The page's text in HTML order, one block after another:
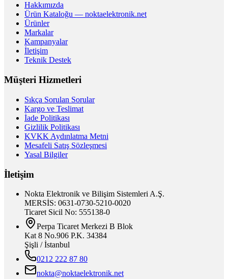
Hakkımızda
Ürün Kataloğu — noktaelektronik.net
Ürünler
Markalar
Kampanyalar
İletişim
Teknik Destek
Müşteri Hizmetleri
Sıkça Sorulan Sorular
Kargo ve Teslimat
İade Politikası
Gizlilik Politikası
KVKK Aydınlatma Metni
Mesafeli Satış Sözleşmesi
Yasal Bilgiler
İletişim
Nokta Elektronik ve Bilişim Sistemleri A.Ş.
MERSİS: 0631-0730-5210-0020
Ticaret Sicil No: 555138-0
Perpa Ticaret Merkezi B Blok
Kat 8 No.906 P.K. 34384
Şişli / İstanbul
0212 222 87 80
nokta@noktaelektronik.net